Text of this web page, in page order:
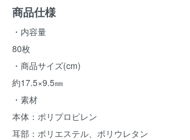
商品仕様
・内容量
80枚
・商品サイズ(cm)
約17.5×9.5㎜
・素材
本体：ポリプロピレン
耳部：ポリエステル、ポリウレタン